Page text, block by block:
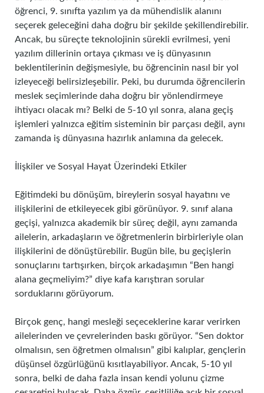
öğrenci, 9. sınıfta yazılım ya da mühendislik alanını
seçerek geleceğini daha doğru bir şekilde şekillendirebilir.
Ancak, bu süreçte teknolojinin sürekli evrilmesi, yeni
yazılım dillerinin ortaya çıkması ve iş dünyasının
beklentilerinin değişmesiyle, bu öğrencinin nasıl bir yol
izleyeceği belirsizleşebilir. Peki, bu durumda öğrencilerin
meslek seçimlerinde daha doğru bir yönlendirmeye
ihtiyacı olacak mı? Belki de 5-10 yıl sonra, alana geçiş
işlemleri yalnızca eğitim sisteminin bir parçası değil, aynı
zamanda iş dünyasına hazırlık anlamına da gelecek.
İlişkiler ve Sosyal Hayat Üzerindeki Etkiler
Eğitimdeki bu dönüşüm, bireylerin sosyal hayatını ve
ilişkilerini de etkileyecek gibi görünüyor. 9. sınıf alana
geçişi, yalnızca akademik bir süreç değil, aynı zamanda
ailelerin, arkadaşların ve öğretmenlerin birbirleriyle olan
ilişkilerini de dönüştürebilir. Bugün bile, bu geçişlerin
sonuçlarını tartışırken, birçok arkadaşımın “Ben hangi
alana geçmeliyim?” diye kafa karıştıran sorular
sorduklarını görüyorum.
Birçok genç, hangi mesleği seçeceklerine karar verirken
ailelerinden ve çevrelerinden baskı görüyor. “Sen doktor
olmalısın, sen öğretmen olmalısın” gibi kalıplar, gençlerin
düşünsel özgürlüğünü kısıtlayabiliyor. Ancak, 5-10 yıl
sonra, belki de daha fazla insan kendi yolunu çizme